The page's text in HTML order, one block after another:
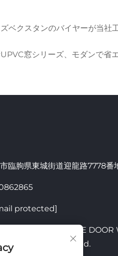
ベクスタンのバイヤーが当社
窓シリーズ、モダンで省
臨朐県東城街道迎龍路7778番
protected]
JIEMAIDE DOOR
All rights reserved.